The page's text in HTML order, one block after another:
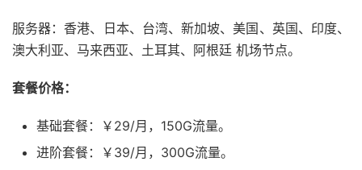
服务器：香港、日本、台湾、新加坡、美国、英国、印度、
澳大利亚、马来西亚、土耳其、阿根廷 机场节点。
套餐价格：
基础套餐：￥29/月，150G流量。
进阶套餐：￥39/月，300G流量。